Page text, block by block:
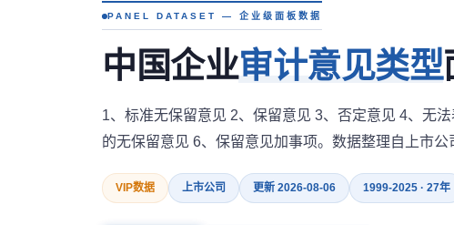
PANEL DATASET — 企业级面板数据
中国企业审计意见类型
1、标准无保留意见 2、保留意见 3、否定意见 4、无
的无保留意见 6、保留意见加事项。数据整理自上市公
VIP数据 上市公司 更新 2026-08-06 1999-2025 · 27年